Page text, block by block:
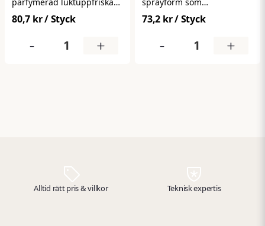
i sprayform som
neutraliserar obehaglig
lukt och efterlämnar en
långvarig, uppfriskande
80,7 kr/ Styck
- +
neutraliserar och
eliminerar oönskade lukter
på ett enkelt sätt. Ger ett
renare, fräschare
73,2 kr/ Styck
- +
Alltid rätt pris & villkor Teknisk expertis